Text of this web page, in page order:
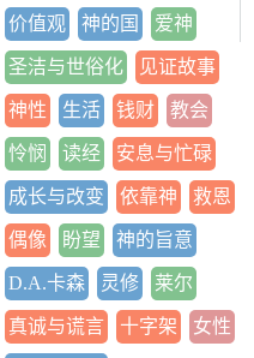
价值观 神的国 爱神
圣洁与世俗化 见证故事
神性 生活 钱财 教会
怜悯 读经 安息与忙碌
成长与改变 依靠神 救恩
偶像 盼望 神的旨意
D.A.卡森 灵修 莱尔
真诚与谎言 十字架 女性